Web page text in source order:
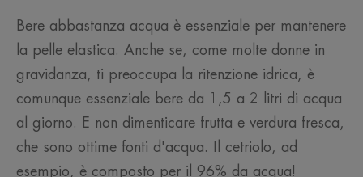
Bere abbastanza acqua è essenziale per mantenere
la pelle elastica. Anche se, come molte donne in
gravidanza, ti preoccupa la ritenzione idrica, è
comunque essenziale bere da 1,5 a 2 litri di acqua
al giorno. E non dimenticare frutta e verdura fresca,
che sono ottime fonti d'acqua. Il cetriolo, ad
esempio, è composto per il 96% da acqua!